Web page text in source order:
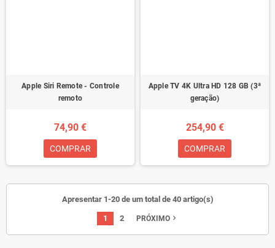
Apple Siri Remote - Controle
remoto
74,90 €
COMPRAR
Apple TV 4K Ultra HD 128 GB (3ª
geração)
254,90 €
COMPRAR
Apresentar 1-20 de um total de 40 artigo(s)
1 2 PRÓXIMOnavigate_next